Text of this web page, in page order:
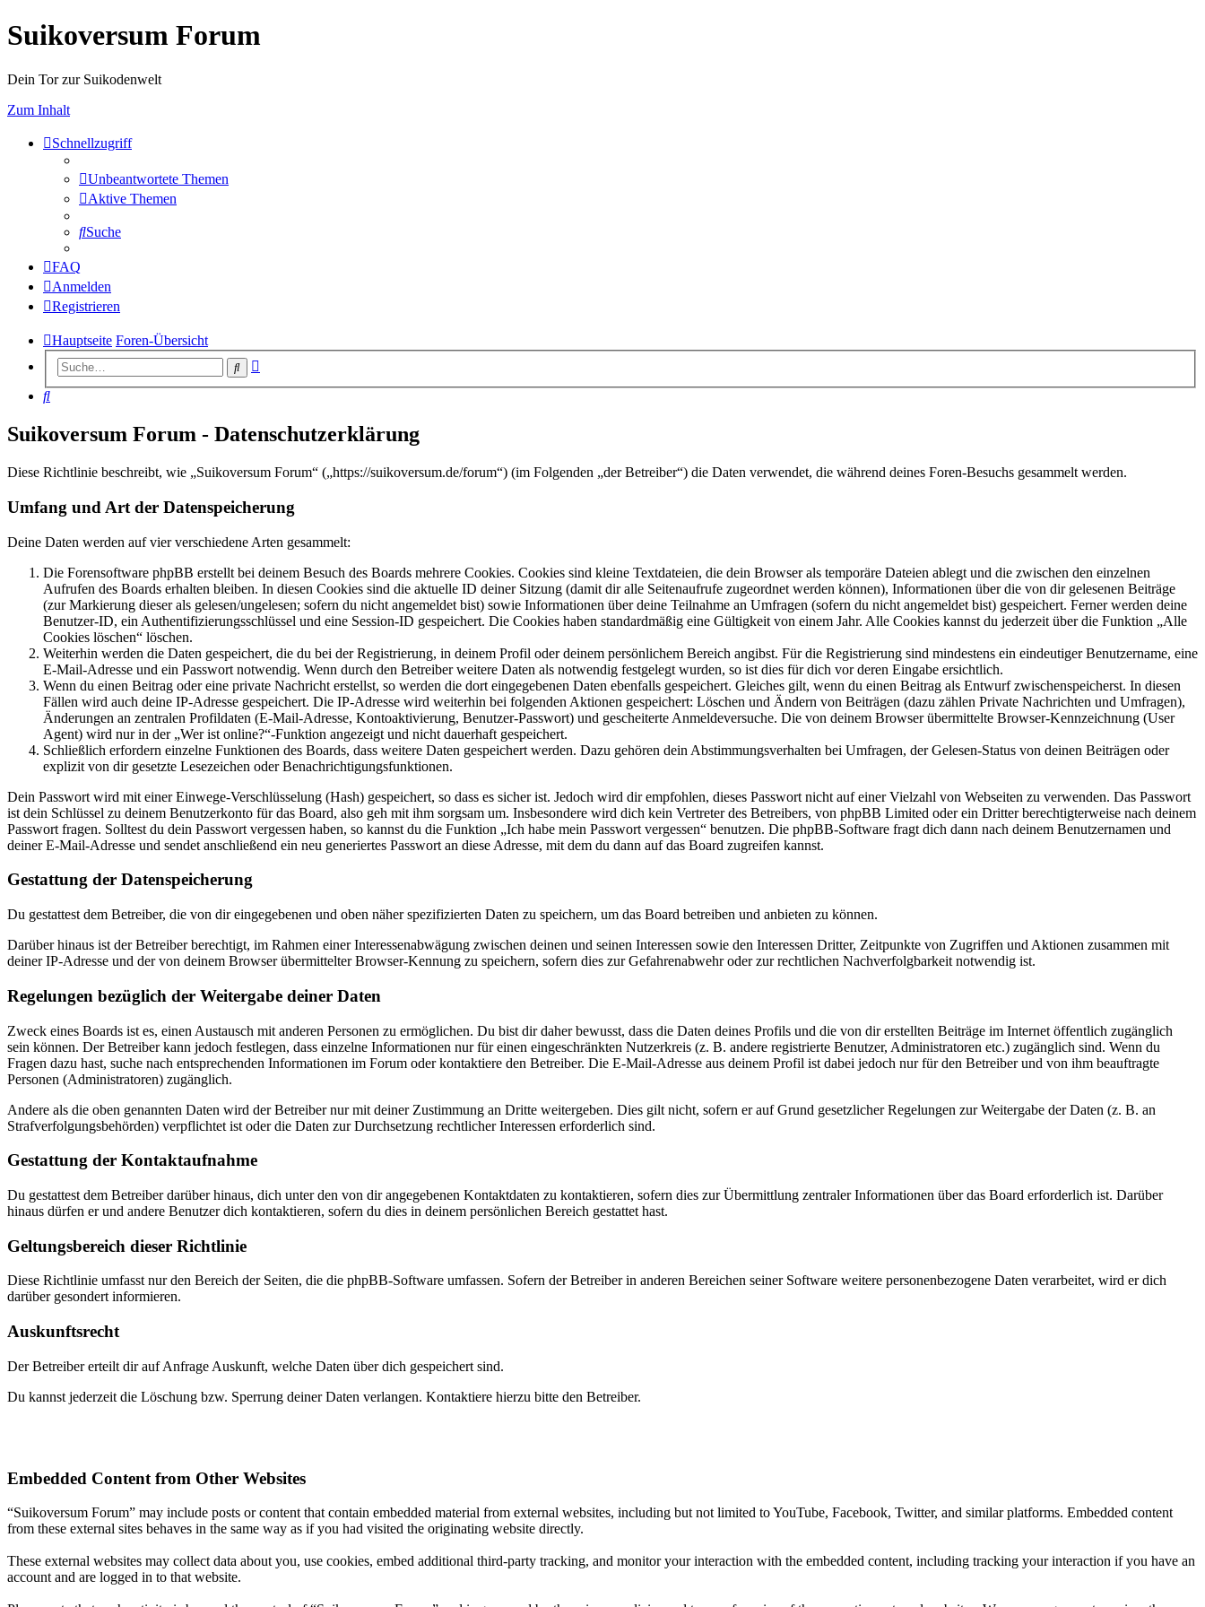
Suikoversum Forum
Dein Tor zur Suikodenwelt
Zum Inhalt
Schnellzugriff
Unbeantwortete Themen
Aktive Themen
Suche
FAQ
Anmelden
Registrieren
Hauptseite Foren-Übersicht
Suche
Suche
Suikoversum Forum - Datenschutzerklärung
Diese Richtlinie beschreibt, wie „Suikoversum Forum“ („https://suikoversum.de/forum“) (im Folgenden „der Betreiber“) die Daten verwendet, die während deines Foren-Besuchs gesammelt werden.
Umfang und Art der Datenspeicherung
Deine Daten werden auf vier verschiedene Arten gesammelt:
Die Forensoftware phpBB erstellt bei deinem Besuch des Boards mehrere Cookies. Cookies sind kleine Textdateien, die dein Browser als temporäre Dateien ablegt und die zwischen den einzelnen
Aufrufen des Boards erhalten bleiben. In diesen Cookies sind die aktuelle ID deiner Sitzung (damit dir alle Seitenaufrufe zugeordnet werden können), Informationen über die von dir gelesenen Beiträge
(zur Markierung dieser als gelesen/ungelesen; sofern du nicht angemeldet bist) sowie Informationen über deine Teilnahme an Umfragen (sofern du nicht angemeldet bist) gespeichert. Ferner werden deine
Benutzer-ID, ein Authentifizierungsschlüssel und eine Session-ID gespeichert. Die Cookies haben standardmäßig eine Gültigkeit von einem Jahr. Alle Cookies kannst du jederzeit über die Funktion „Alle
Cookies löschen“ löschen.
Weiterhin werden die Daten gespeichert, die du bei der Registrierung, in deinem Profil oder deinem persönlichem Bereich angibst. Für die Registrierung sind mindestens ein eindeutiger Benutzername, eine
E-Mail-Adresse und ein Passwort notwendig. Wenn durch den Betreiber weitere Daten als notwendig festgelegt wurden, so ist dies für dich vor deren Eingabe ersichtlich.
Wenn du einen Beitrag oder eine private Nachricht erstellst, so werden die dort eingegebenen Daten ebenfalls gespeichert. Gleiches gilt, wenn du einen Beitrag als Entwurf zwischenspeicherst. In diesen
Fällen wird auch deine IP-Adresse gespeichert. Die IP-Adresse wird weiterhin bei folgenden Aktionen gespeichert: Löschen und Ändern von Beiträgen (dazu zählen Private Nachrichten und Umfragen),
Änderungen an zentralen Profildaten (E-Mail-Adresse, Kontoaktivierung, Benutzer-Passwort) und gescheiterte Anmeldeversuche. Die von deinem Browser übermittelte Browser-Kennzeichnung (User
Agent) wird nur in der „Wer ist online?“-Funktion angezeigt und nicht dauerhaft gespeichert.
Schließlich erfordern einzelne Funktionen des Boards, dass weitere Daten gespeichert werden. Dazu gehören dein Abstimmungsverhalten bei Umfragen, der Gelesen-Status von deinen Beiträgen oder
explizit von dir gesetzte Lesezeichen oder Benachrichtigungsfunktionen.
Dein Passwort wird mit einer Einwege-Verschlüsselung (Hash) gespeichert, so dass es sicher ist. Jedoch wird dir empfohlen, dieses Passwort nicht auf einer Vielzahl von Webseiten zu verwenden. Das Passwort
ist dein Schlüssel zu deinem Benutzerkonto für das Board, also geh mit ihm sorgsam um. Insbesondere wird dich kein Vertreter des Betreibers, von phpBB Limited oder ein Dritter berechtigterweise nach deinem
Passwort fragen. Solltest du dein Passwort vergessen haben, so kannst du die Funktion „Ich habe mein Passwort vergessen“ benutzen. Die phpBB-Software fragt dich dann nach deinem Benutzernamen und
deiner E-Mail-Adresse und sendet anschließend ein neu generiertes Passwort an diese Adresse, mit dem du dann auf das Board zugreifen kannst.
Gestattung der Datenspeicherung
Du gestattest dem Betreiber, die von dir eingegebenen und oben näher spezifizierten Daten zu speichern, um das Board betreiben und anbieten zu können.
Darüber hinaus ist der Betreiber berechtigt, im Rahmen einer Interessenabwägung zwischen deinen und seinen Interessen sowie den Interessen Dritter, Zeitpunkte von Zugriffen und Aktionen zusammen mit
deiner IP-Adresse und der von deinem Browser übermittelter Browser-Kennung zu speichern, sofern dies zur Gefahrenabwehr oder zur rechtlichen Nachverfolgbarkeit notwendig ist.
Regelungen bezüglich der Weitergabe deiner Daten
Zweck eines Boards ist es, einen Austausch mit anderen Personen zu ermöglichen. Du bist dir daher bewusst, dass die Daten deines Profils und die von dir erstellten Beiträge im Internet öffentlich zugänglich
sein können. Der Betreiber kann jedoch festlegen, dass einzelne Informationen nur für einen eingeschränkten Nutzerkreis (z. B. andere registrierte Benutzer, Administratoren etc.) zugänglich sind. Wenn du
Fragen dazu hast, suche nach entsprechenden Informationen im Forum oder kontaktiere den Betreiber. Die E-Mail-Adresse aus deinem Profil ist dabei jedoch nur für den Betreiber und von ihm beauftragte
Personen (Administratoren) zugänglich.
Andere als die oben genannten Daten wird der Betreiber nur mit deiner Zustimmung an Dritte weitergeben. Dies gilt nicht, sofern er auf Grund gesetzlicher Regelungen zur Weitergabe der Daten (z. B. an
Strafverfolgungsbehörden) verpflichtet ist oder die Daten zur Durchsetzung rechtlicher Interessen erforderlich sind.
Gestattung der Kontaktaufnahme
Du gestattest dem Betreiber darüber hinaus, dich unter den von dir angegebenen Kontaktdaten zu kontaktieren, sofern dies zur Übermittlung zentraler Informationen über das Board erforderlich ist. Darüber
hinaus dürfen er und andere Benutzer dich kontaktieren, sofern du dies in deinem persönlichen Bereich gestattet hast.
Geltungsbereich dieser Richtlinie
Diese Richtlinie umfasst nur den Bereich der Seiten, die die phpBB-Software umfassen. Sofern der Betreiber in anderen Bereichen seiner Software weitere personenbezogene Daten verarbeitet, wird er dich
darüber gesondert informieren.
Auskunftsrecht
Der Betreiber erteilt dir auf Anfrage Auskunft, welche Daten über dich gespeichert sind.
Du kannst jederzeit die Löschung bzw. Sperrung deiner Daten verlangen. Kontaktiere hierzu bitte den Betreiber.
Embedded Content from Other Websites
“Suikoversum Forum” may include posts or content that contain embedded material from external websites, including but not limited to YouTube, Facebook, Twitter, and similar platforms. Embedded content
from these external sites behaves in the same way as if you had visited the originating website directly.
These external websites may collect data about you, use cookies, embed additional third-party tracking, and monitor your interaction with the embedded content, including tracking your interaction if you have an
account and are logged in to that website.